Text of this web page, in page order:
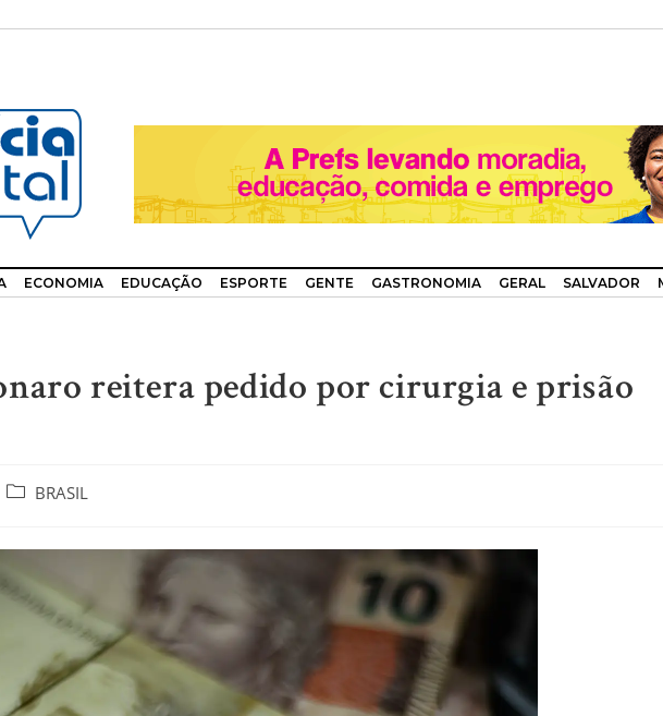
ECONOMIA EDUCAÇÃO ESPORTE GENTE GASTRONOMIA GERAL SALVADOR
reitera pedido por cirurgia e prisão
BRASIL